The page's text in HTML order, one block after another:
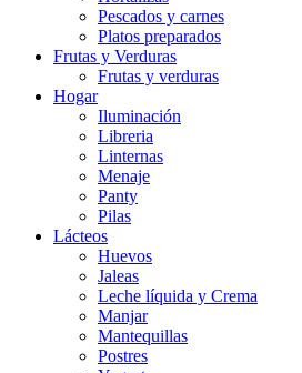
Pescados y carnes
Platos preparados
Frutas y Verduras
Frutas y verduras
Hogar
Iluminación
Libreria
Linternas
Menaje
Panty
Pilas
Lácteos
Huevos
Jaleas
Leche líquida y Crema
Manjar
Mantequillas
Postres